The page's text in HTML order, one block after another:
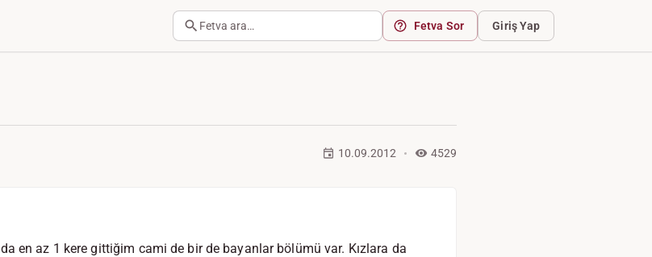
Fetva ara… Fetva Sor Giriş Yap
10.09.2012 4529
en az 1 kere gittiğim cami de bir de bayanlar bölümü var. Kızlara da